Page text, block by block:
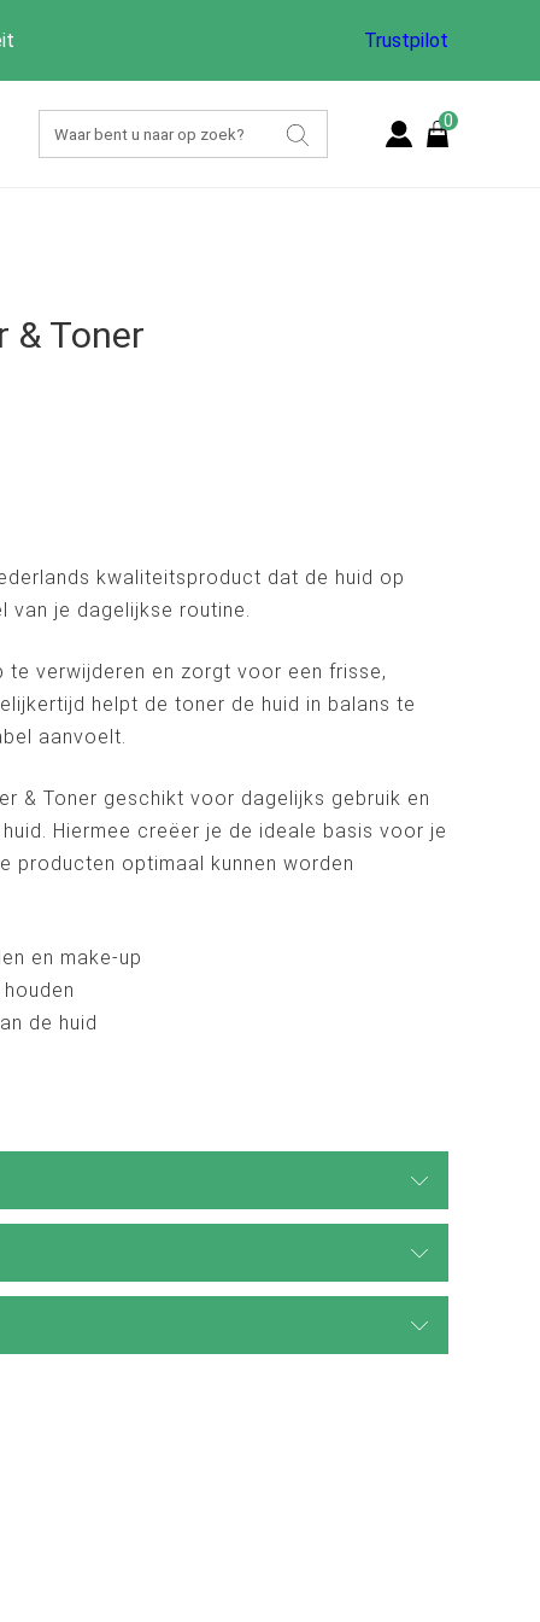
Trustpilot
0
& Toner
kwaliteitsproduct dat de huid op
van je dagelijkse routine.
te verwijderen en zorgt voor een frisse,
helpt de toner de huid in balans te
aanvoelt.
& Toner geschikt voor dagelijks gebruik en
Hiermee creëer je de ideale basis voor je
producten optimaal kunnen worden
en make-up
de huid